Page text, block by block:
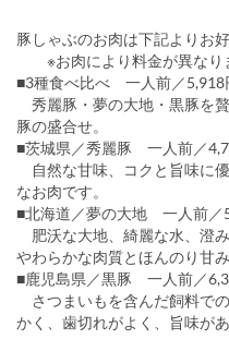
豚しゃぶのお肉は下記よりお
※お肉により料金が異なり
■3種食べ比べ 一人前／5,918
秀麗豚・夢の大地・黒豚を
豚の盛合せ。
■茨城県／秀麗豚 一人前／
自然な甘味、コクと旨味に
なお肉です。
■北海道／夢の大地 一人前／
肥沃な大地、綺麗な水、澄
やわらかな肉質とほんのり甘
■鹿児島県／黒豚 一人前／
さつまいもを含んだ飼料で
かく、歯切れがよく、旨味があ